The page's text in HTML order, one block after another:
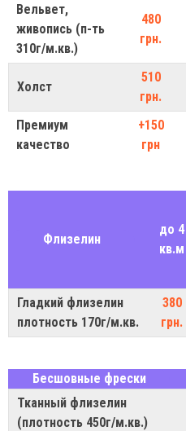
Вельвет,
живопись (п-ть
310г/м.кв.)
480
грн.
Холст
510
грн.
Премиум
качество
+150
грн
Флизелин
до 4
кв.м
Гладкий флизелин
плотность 170г/м.кв.
380
грн.
Бесшовные фрески
Тканный флизелин
(плотность 450г/м.кв.)